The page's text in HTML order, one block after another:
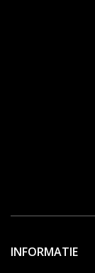
INFORMATIE